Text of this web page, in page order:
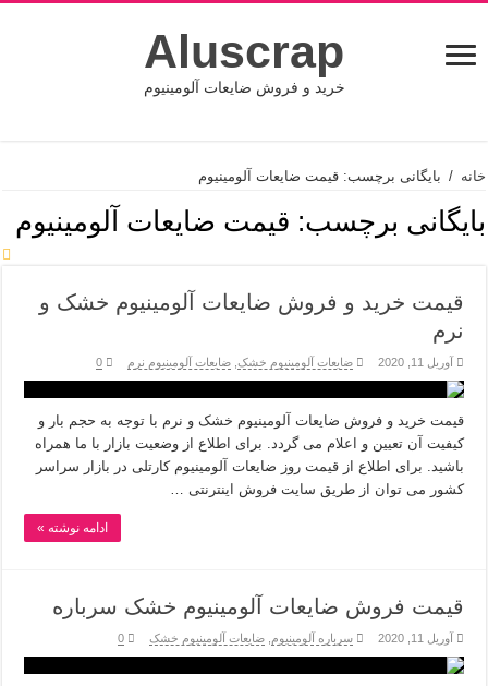
Aluscrap
خرید و فروش ضایعات آلومینیوم
خانه / بایگانی برچسب: قیمت ضایعات آلومینیوم
بایگانی برچسب: قیمت ضایعات آلومینیوم
قیمت خرید و فروش ضایعات آلومینیوم خشک و
نرم
آوریل 11, 2020 ضایعات آلومینیوم خشک ,ضایعات آلومینیوم نرم 0
قیمت خرید و فروش ضایعات آلومینیوم خشک و نرم با توجه به حجم بار و
کیفیت آن تعیین و اعلام می گردد. برای اطلاع از وضعیت بازار با ما همراه
باشید. برای اطلاع از قیمت روز ضایعات آلومینیوم کارتلی در بازار سراسر
کشور می توان از طریق سایت فروش اینترنتی …
ادامه نوشته »
قیمت فروش ضایعات آلومینیوم خشک سرباره
آوریل 11, 2020 سرباره آلومینیوم ,ضایعات آلومینیوم خشک 0